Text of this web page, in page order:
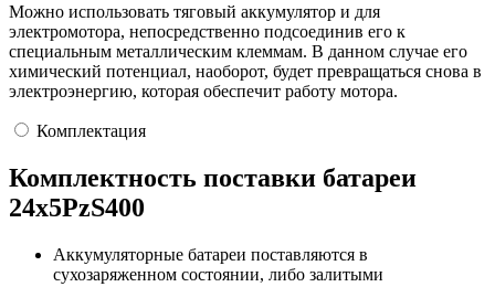
Можно использовать тяговый аккумулятор и для
электромотора, непосредственно подсоединив его к
специальным металлическим клеммам. В данном случае его
химический потенциал, наоборот, будет превращаться снова в
электроэнергию, которая обеспечит работу мотора.
Комплектация
Комплектность поставки батареи
24х5PzS400
Аккумуляторные батареи поставляются в
сухозаряженном состоянии, либо залитыми